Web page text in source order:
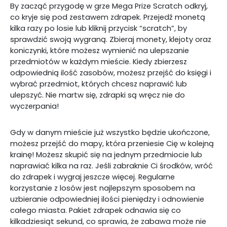
By zacząć przygodę w grze Mega Prize Scratch odkryj,
co kryje się pod zestawem zdrapek. Przejedź monetą
kilka razy po losie lub kliknij przycisk “scratch”, by
sprawdzić swoją wygraną. Zbieraj monety, klejoty oraz
koniczynki, które możesz wymienić na ulepszanie
przedmiotów w każdym mieście. Kiedy zbierzesz
odpowiednią ilość zasobów, możesz przejść do księgi i
wybrać przedmiot, których chcesz naprawić lub
ulepszyć. Nie martw się, zdrapki są wręcz nie do
wyczerpania!
Gdy w danym mieście już wszystko będzie ukończone,
możesz przejść do mapy, która przeniesie Cię w kolejną
krainę! Możesz skupić się na jednym przedmiocie lub
naprawiać kilka na raz. Jeśli zabraknie Ci środków, wróć
do zdrapek i wygraj jeszcze więcej. Regularne
korzystanie z losów jest najlepszym sposobem na
uzbieranie odpowiedniej ilości pieniędzy i odnowienie
całego miasta. Pakiet zdrapek odnawia się co
kilkadziesiąt sekund, co sprawia, że zabawa może nie